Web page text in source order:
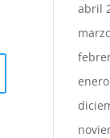
abril